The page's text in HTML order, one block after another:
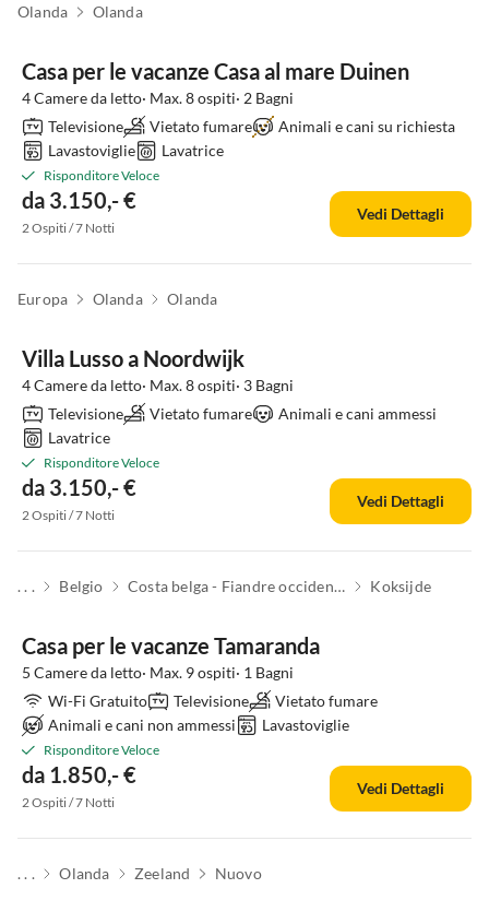
Olanda Olanda
Casa per le vacanze Casa al mare Duinen
4 Camere da letto· Max. 8 ospiti· 2 Bagni
Televisione
Vietato fumare
Animali e cani su richiesta
Lavastoviglie
Lavatrice
Risponditore Veloce
da 3.150,- €
2 Ospiti / 7 Notti
Vedi Dettagli
Europa Olanda Olanda
Villa Lusso a Noordwijk
4 Camere da letto· Max. 8 ospiti· 3 Bagni
Televisione
Vietato fumare
Animali e cani ammessi
Lavatrice
Risponditore Veloce
da 3.150,- €
2 Ospiti / 7 Notti
Vedi Dettagli
. . . Belgio Costa belga - Fiandre occidentali Koksijde
Casa per le vacanze Tamaranda
5 Camere da letto· Max. 9 ospiti· 1 Bagni
Wi-Fi Gratuito
Televisione
Vietato fumare
Animali e cani non ammessi
Lavastoviglie
Risponditore Veloce
da 1.850,- €
2 Ospiti / 7 Notti
Vedi Dettagli
. . . Olanda Zeeland Nuovo